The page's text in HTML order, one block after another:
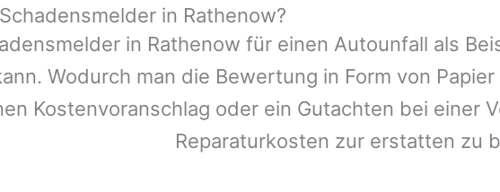
in Rathenow?
in Rathenow für einen Autounfall als
Wodurch man die Bewertung in Form von
Kostenvoranschlag oder ein Gutachten bei einer
Reparaturkosten zur erstatten zu